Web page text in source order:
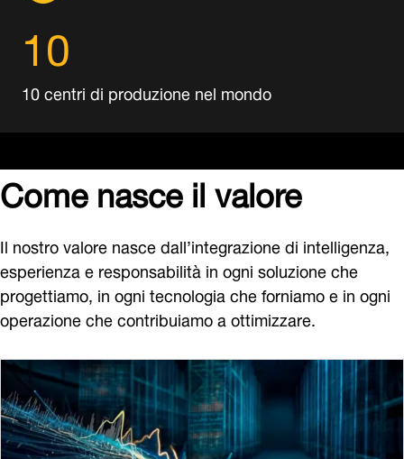
10
10 centri di produzione nel mondo
Comenasce il valore
Il nostro valore nasce dall’integrazione di intelligenza,
esperienza e responsabilità in ogni soluzione che
progettiamo, in ogni tecnologia che forniamo e in ogni
operazione che contribuiamo a ottimizzare.